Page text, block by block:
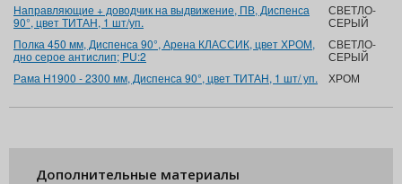
Направляющие + доводчик на выдвижение, ПВ, Диспенса
90°, цвет ТИТАН, 1 шт/уп.
СВЕТЛО-
СЕРЫЙ
Полка 450 мм, Диспенса 90°, Арена КЛАССИК, цвет ХРОМ,
дно серое антислип; PU:2
СВЕТЛО-
СЕРЫЙ
Рама Н1900 - 2300 мм, Диспенса 90°, цвет ТИТАН, 1 шт/ уп. ХРОМ
Дополнительные материалы